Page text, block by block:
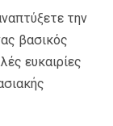
την
βασικός
ευκαιρίες